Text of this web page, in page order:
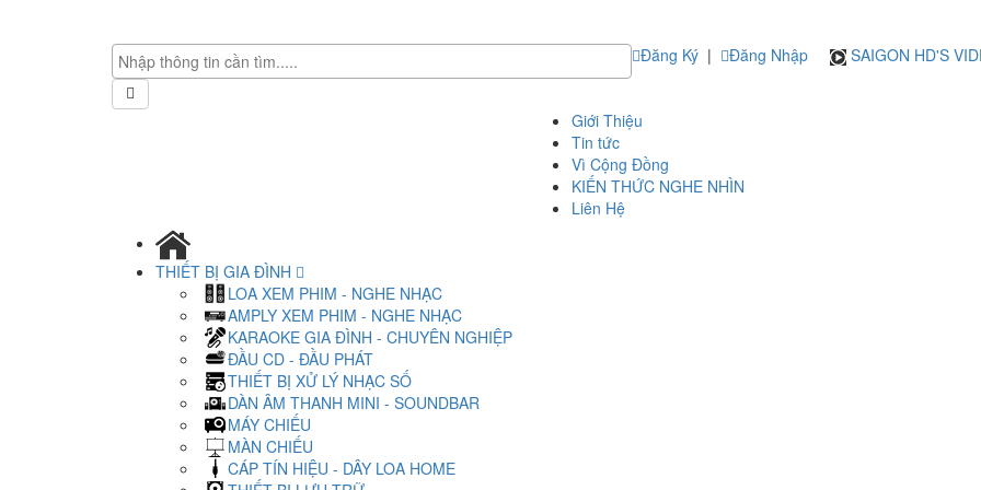
Đăng Ký | Đăng Nhập SAIGON HD'S
Giới Thiệu
Tin tức
Vì Cộng Đồng
KIẾN THỨC NGHE NHÌN
Liên Hệ
THIẾT BỊ GIA ĐÌNH
LOA XEM PHIM - NGHE NHẠC
AMPLY XEM PHIM - NGHE NHẠC
KARAOKE GIA ĐÌNH - CHUYÊN NGHIỆP
ĐẦU CD - ĐẦU PHÁT
THIẾT BỊ XỬ LÝ NHẠC SỐ
DÀN ÂM THANH MINI - SOUNDBAR
MÁY CHIẾU
MÀN CHIẾU
CÁP TÍN HIỆU - DÂY LOA HOME